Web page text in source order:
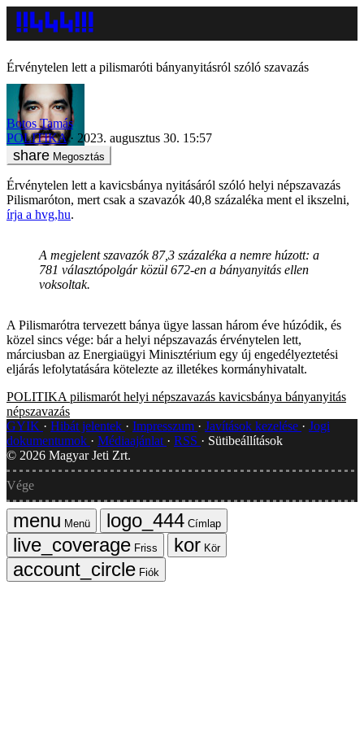
Érvénytelen lett a pilismaróti bányanyitásról szóló szavazás
Botos Tamás
POLITIKA
2023. augusztus 30. 15:57
Megosztás
Érvénytelen lett a kavicsbánya nyitásáról szóló helyi népszavazás
Pilismaróton, mert csak a szavazók 40,8 százaléka ment el ikszelni,
írja a hvg,hu.
A megjelent szavazók 87,3 százaléka a nemre húzott: a
781 választópolgár közül 672-en a bányanyitás ellen
voksoltak.
A Pilismarótra tervezett bánya ügye lassan három éve húzódik, és
közel sincs vége: bár a helyi népszavazás érvénytelen lett,
márciusban az Energiaügyi Minisztérium egy új engedélyeztetési
eljárás lefolytatására kötelezte az illetékes kormányhivatalt.
POLITIKA pilismarót helyi népszavazás kavicsbánya bányanyitás
népszavazás
GYIK
Hibát jelentek Impresszum Javítások kezelése
Jogi
dokumentumok
Médiaajánlat RSS
Sütibeállítások
© 2026 Magyar Jeti Zrt.
Vége
Menü
Címlap
Friss
Kör
Fiók